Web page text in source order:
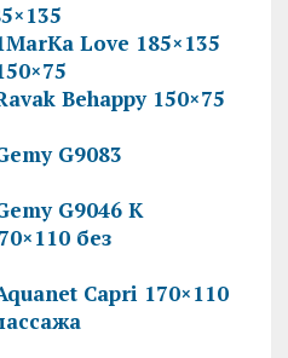
Love 185×135
Behappy 150×75
G9083
G9046 K
без
Capri 170×110